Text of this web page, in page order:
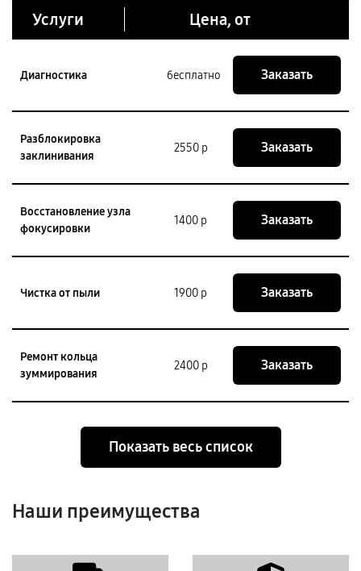
Услуги Цена, от
Диагностика бесплатно Заказать
Разблокировка
заклинивания
2550 р Заказать
Восстановление узла
фокусировки
1400 р Заказать
Чистка от пыли 1900 р Заказать
Ремонт кольца
зуммирования
2400 р Заказать
Показать весь список
Наши преимущества